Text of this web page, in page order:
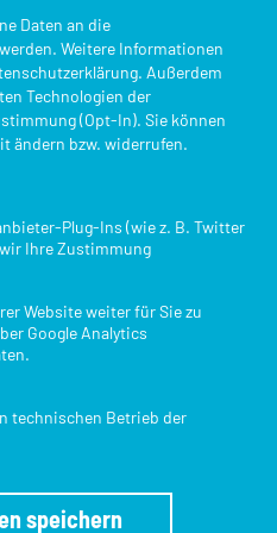
Daten an die
Weitere Informationen
. Außerdem
Technologien der
(Opt-In). Sie können
ändern bzw. widerrufen.
Plug-Ins (wie z. B. Twitter
Ihre Zustimmung
Website weiter für Sie zu
Google Analytics
technischen Betrieb der
speichern
Triathlon Einstieg
Nordrhein-Westfalen und des
als Teil der Reaktion der Union auf